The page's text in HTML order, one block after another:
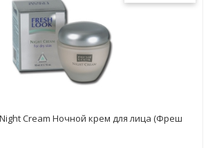
Cream Ночной крем для лица (Фреш